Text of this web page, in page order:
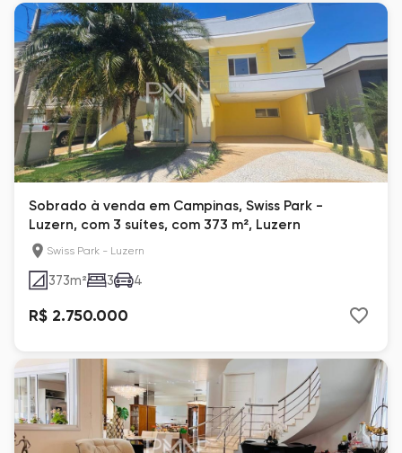
Sobrado à venda em Campinas, Swiss Park -
Luzern, com 3 suítes, com 373 m², Luzern
Swiss Park - Luzern
373m² 3 4
R$ 2.750.000